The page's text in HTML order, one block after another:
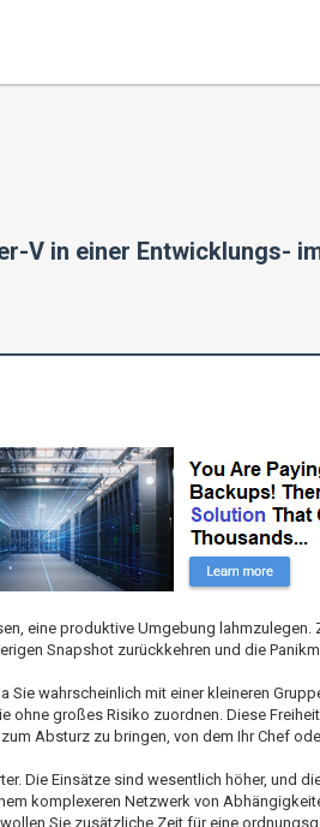
V in einer Entwicklungs-
eine produktive Umgebung lahmzulegen.
Snapshot zurückkehren und die
wahrscheinlich mit einer kleineren
ohne großes Risiko zuordnen. Diese
Absturz zu bringen, von dem Ihr Chef
Die Einsätze sind wesentlich höher, und
komplexeren Netzwerk von
Sie zusätzliche Zeit für eine